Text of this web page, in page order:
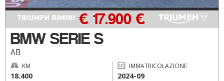
BMW SERIE S
AB
€ 17.900 €
KM
18.400
IMMATRICOLAZIONE
2024-09